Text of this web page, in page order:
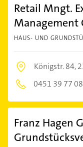
Retail Mngt.
Management
HAUS- UND
Königstr. 84,
0451 39 77
Franz Hagen